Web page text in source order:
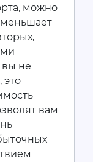
можно
не
это
вам